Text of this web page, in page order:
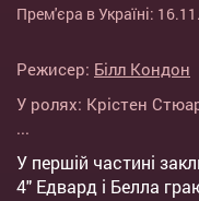
Прем'єра в Україні:
Режисер: Білл Кондон
У ролях: Крістен
...
У першій частині
4" Едвард і Белла